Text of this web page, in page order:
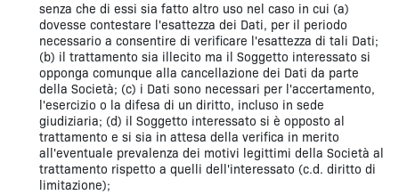
senza che di essi sia fatto altro uso nel caso in cui (a)
dovesse contestare l'esattezza dei Dati, per il periodo
necessario a consentire di verificare l'esattezza di tali Dati;
(b) il trattamento sia illecito ma il Soggetto interessato si
opponga comunque alla cancellazione dei Dati da parte
della Società; (c) i Dati sono necessari per l'accertamento,
l'esercizio o la difesa di un diritto, incluso in sede
giudiziaria; (d) il Soggetto interessato si è opposto al
trattamento e si sia in attesa della verifica in merito
all'eventuale prevalenza dei motivi legittimi della Società al
trattamento rispetto a quelli dell'interessato (c.d. diritto di
limitazione);